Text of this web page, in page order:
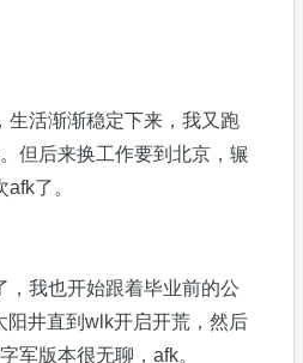
生活渐渐稳定下来，我又跑
但后来换工作要到北京，辗
了。
，我也开始跟着毕业前的公
阳井直到wlk开启开荒，然后
军版本很无聊，afk。